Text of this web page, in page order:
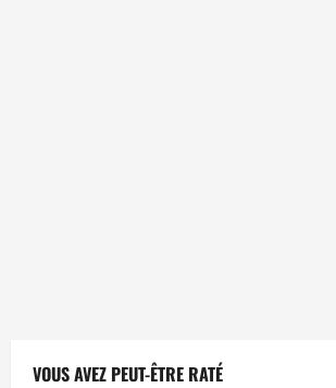
VOUS AVEZ PEUT-ÊTRE RATÉ